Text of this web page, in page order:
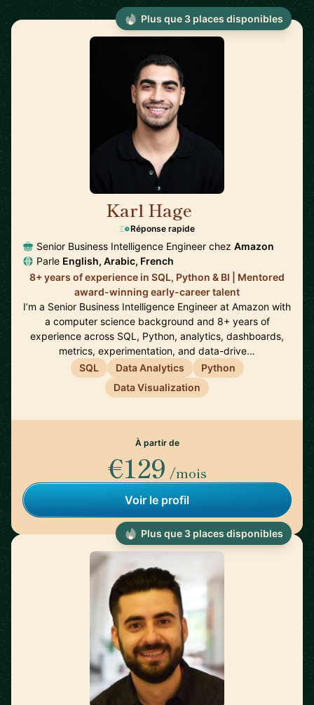
Karl Hage
Réponse rapide
Senior Business Intelligence Engineer chez Amazon
Parle English, Arabic, French
8+ years of experience in SQL, Python & BI | Mentored
award-winning early-career talent
I’m a Senior Business Intelligence Engineer at Amazon with
a computer science background and 8+ years of
experience across SQL, Python, analytics, dashboards,
metrics, experimentation, and data-drive…
SQL
Data Analytics
Python
Data Visualization
À partir de
€129 /mois
Voir le profil
Plus que 3 places disponibles
Plus que 3 places disponibles